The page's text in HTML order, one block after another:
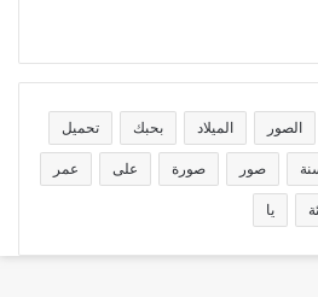
الصور الميلاد بحبك تحميل
صور صورة على عمر
يا